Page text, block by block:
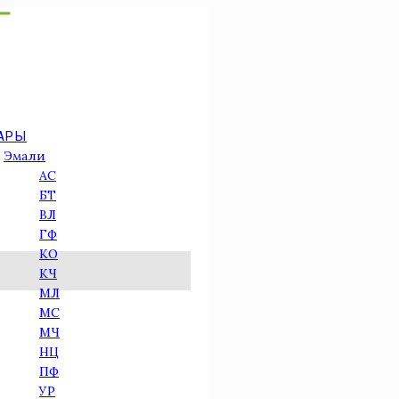
Эмали
AC
БТ
ВЛ
ГФ
КО
КЧ
МЛ
МС
МЧ
НЦ
ПФ
УР